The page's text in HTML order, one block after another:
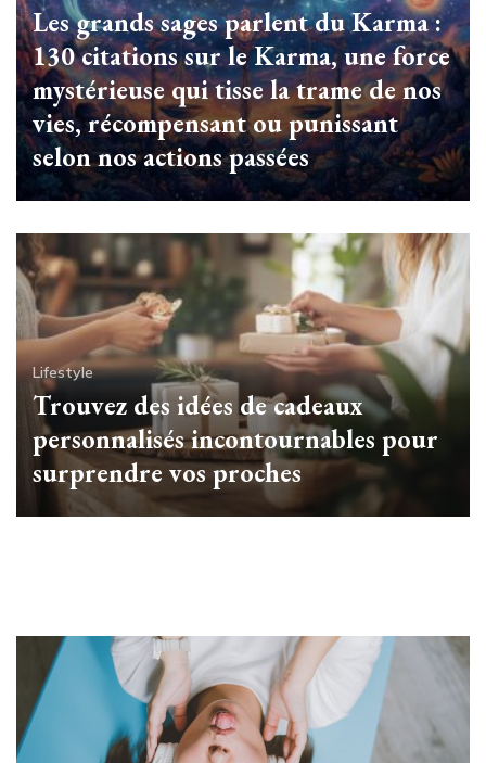
Les grands sages parlent du Karma :
130 citations sur le Karma, une force
mystérieuse qui tisse la trame de nos
vies, récompensant ou punissant
selon nos actions passées
Lifestyle
Trouvez des idées de cadeaux
personnalisés incontournables pour
surprendre vos proches